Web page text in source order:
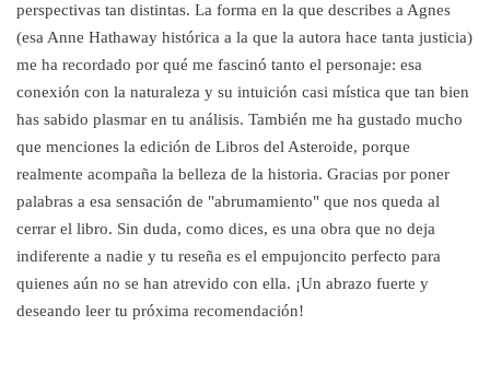
perspectivas tan distintas. La forma en la que describes a Agnes
(esa Anne Hathaway histórica a la que la autora hace tanta justicia)
me ha recordado por qué me fascinó tanto el personaje: esa
conexión con la naturaleza y su intuición casi mística que tan bien
has sabido plasmar en tu análisis. También me ha gustado mucho
que menciones la edición de Libros del Asteroide, porque
realmente acompaña la belleza de la historia. Gracias por poner
palabras a esa sensación de "abrumamiento" que nos queda al
cerrar el libro. Sin duda, como dices, es una obra que no deja
indiferente a nadie y tu reseña es el empujoncito perfecto para
quienes aún no se han atrevido con ella. ¡Un abrazo fuerte y
deseando leer tu próxima recomendación!